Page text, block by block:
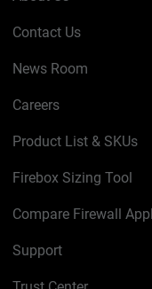
Contact Us
News Room
Careers
Product List & SKUs
Firebox Sizing Tool
Compare Firewall
Support